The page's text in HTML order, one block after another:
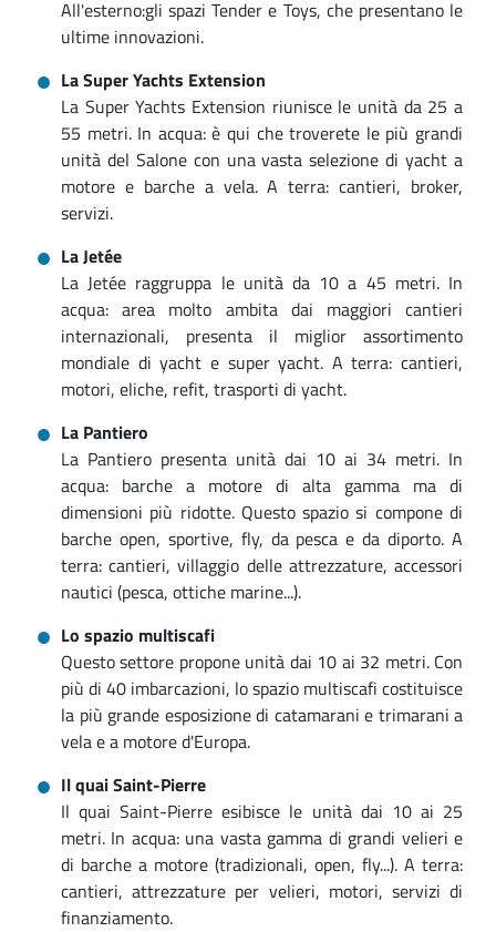
All'esterno:gli spazi Tender e Toys, che presentano le
ultime innovazioni.
La Super Yachts Extension
La Super Yachts Extension riunisce le unità da 25 a
55 metri. In acqua: è qui che troverete le più grandi
unità del Salone con una vasta selezione di yacht a
motore e barche a vela. A terra: cantieri, broker,
servizi.
La Jetée
La Jetée raggruppa le unità da 10 a 45 metri. In
acqua: area molto ambita dai maggiori cantieri
internazionali, presenta il miglior assortimento
mondiale di yacht e super yacht. A terra: cantieri,
motori, eliche, refit, trasporti di yacht.
La Pantiero
La Pantiero presenta unità dai 10 ai 34 metri. In
acqua: barche a motore di alta gamma ma di
dimensioni più ridotte. Questo spazio si compone di
barche open, sportive, fly, da pesca e da diporto. A
terra: cantieri, villaggio delle attrezzature, accessori
nautici (pesca, ottiche marine...).
Lo spazio multiscafi
Questo settore propone unità dai 10 ai 32 metri. Con
più di 40 imbarcazioni, lo spazio multiscafi costituisce
la più grande esposizione di catamarani e trimarani a
vela e a motore d'Europa.
Il quai Saint-Pierre
Il quai Saint-Pierre esibisce le unità dai 10 ai 25
metri. In acqua: una vasta gamma di grandi velieri e
di barche a motore (tradizionali, open, fly...). A terra:
cantieri, attrezzature per velieri, motori, servizi di
finanziamento.